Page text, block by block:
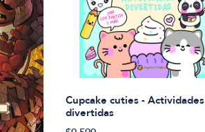
Cupcake cuties - Actividades
divertidas